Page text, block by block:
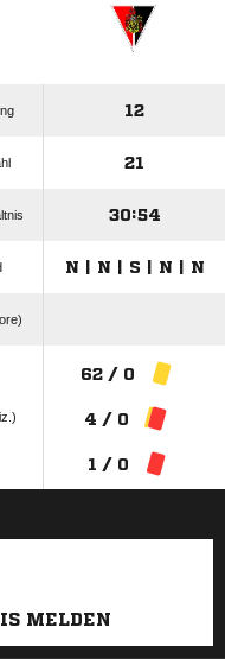
12
21
30:54
N | N | S | N | N
62 / 0
4 / 0
1 / 0
MELDEN